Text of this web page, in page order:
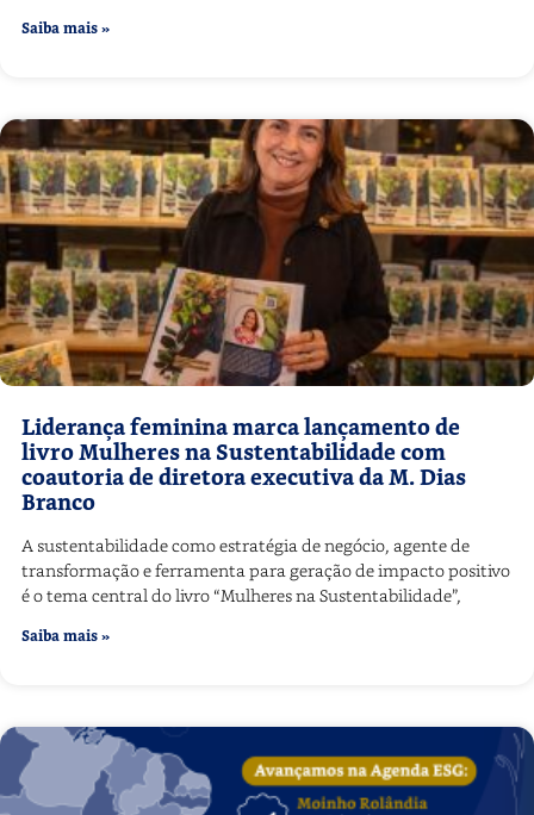
Saiba mais »
Liderança feminina marca lançamento de
livro Mulheres na Sustentabilidade com
coautoria de diretora executiva da M. Dias
Branco
A sustentabilidade como estratégia de negócio, agente de
transformação e ferramenta para geração de impacto positivo
é o tema central do livro “Mulheres na Sustentabilidade”,
Saiba mais »